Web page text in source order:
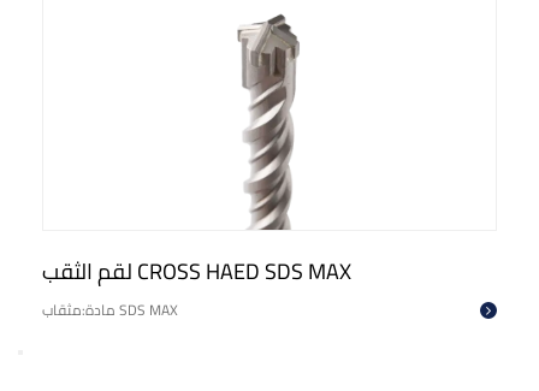
لقم الثقب CROSS HAED SDS MAX
مادة:مثقاب SDS MAX